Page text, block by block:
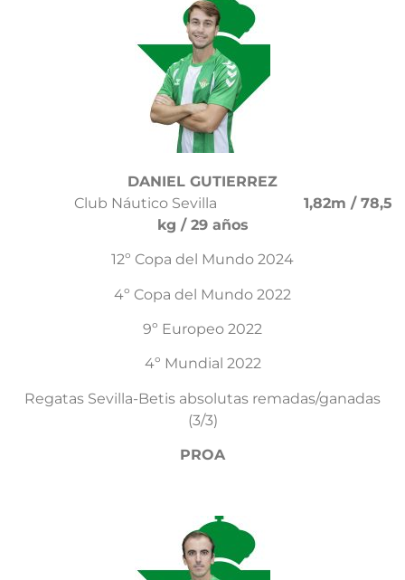
DANIEL GUTIERREZ
Club Náutico Sevilla 1,82m / 78,5
kg / 29 años
12º Copa del Mundo 2024
4º Copa del Mundo 2022
9º Europeo 2022
4º Mundial 2022
Regatas Sevilla-Betis absolutas remadas/ganadas
(3/3)
PROA